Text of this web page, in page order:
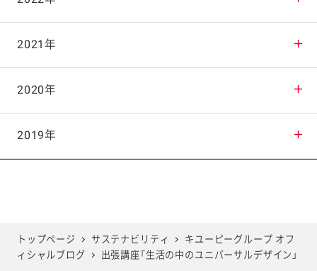
2025年9月
2025年8月
2025年7月
2024年10月
2024年9月
2024年8月
2023年11月
2023年10月
2023年9月
2022年12月
2022年11月
2022年10月
2021年
2021年12月
2021年11月
2020年
2020年12月
2019年
トップページ サステナビリティ
キユーピーグループ オフ
ィシャルブログ
出張講座「生活の中のユニバーサルデザイン」